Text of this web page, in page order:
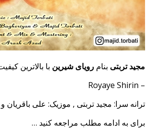
مجید تربتی بنام رویای شیرین با بالاترین
– Royaye Shirin
ترانه سرا: مجید تربتی , موزیک: علی
برای به ادامه مطلب مراجعه کنید …